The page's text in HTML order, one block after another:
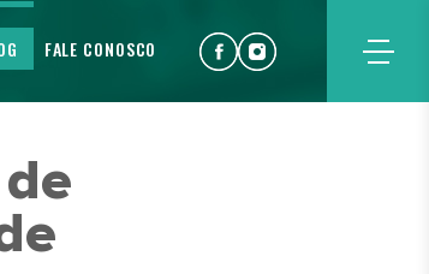
FALE CONOSCO